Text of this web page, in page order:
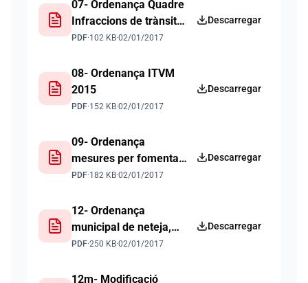
07- Ordenança Quadre
Infraccions de trànsit
2012
PDF·102 KB·02/01/2017
Descarregar
08- Ordenança ITVM
2015
PDF·152 KB·02/01/2017
Descarregar
09- Ordenança
mesures per fomentar i
garantir la convivència
PDF·182 KB·02/01/2017
Descarregar
12- Ordenança
municipal de neteja,
deixalles i residus
municipi d'Escorca
PDF·250 KB·02/01/2017
Descarregar
12m- Modificació